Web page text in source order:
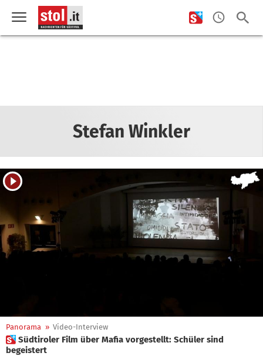
Stefan Winkler
Panorama » Video-Interview
 Südtiroler Film über Mafia vorgestellt: Schüler sind
begeistert